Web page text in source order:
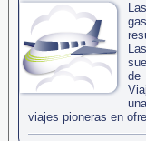
de
viajes pioneras en